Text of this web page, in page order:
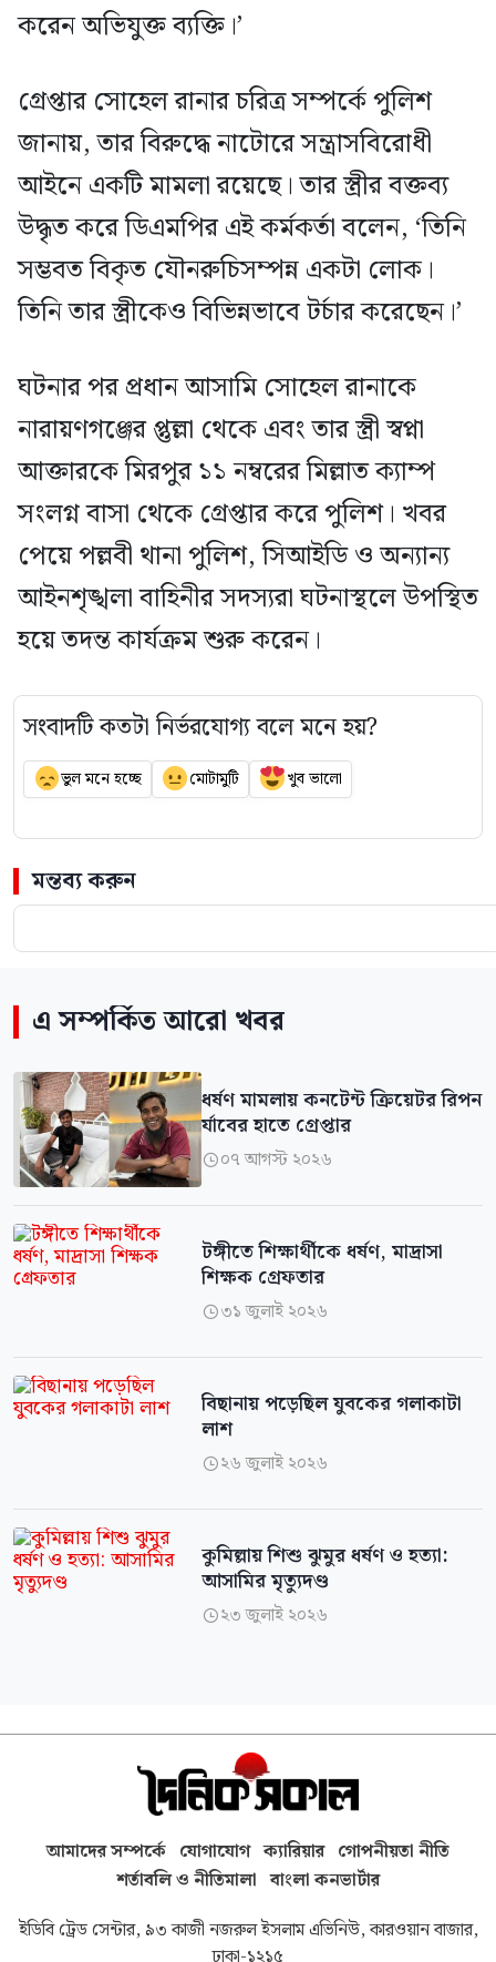
করেন অভিযুক্ত ব্যক্তি।’
গ্রেপ্তার সোহেল রানার চরিত্র সম্পর্কে পুলিশ
জানায়, তার বিরুদ্ধে নাটোরে সন্ত্রাসবিরোধী
আইনে একটি মামলা রয়েছে। তার স্ত্রীর বক্তব্য
উদ্ধৃত করে ডিএমপির এই কর্মকর্তা বলেন, ‘তিনি
সম্ভবত বিকৃত যৌনরুচিসম্পন্ন একটা লোক।
তিনি তার স্ত্রীকেও বিভিন্নভাবে টর্চার করেছেন।’
ঘটনার পর প্রধান আসামি সোহেল রানাকে
নারায়ণগঞ্জের প্তুল্লা থেকে এবং তার স্ত্রী স্বপ্না
আক্তারকে মিরপুর ১১ নম্বরের মিল্লাত ক্যাম্প
সংলগ্ন বাসা থেকে গ্রেপ্তার করে পুলিশ। খবর
পেয়ে পল্লবী থানা পুলিশ, সিআইডি ও অন্যান্য
আইনশৃঙ্খলা বাহিনীর সদস্যরা ঘটনাস্থলে উপস্থিত
হয়ে তদন্ত কার্যক্রম শুরু করেন।
সংবাদটি কতটা নির্ভরযোগ্য বলে মনে হয়?
ভুল মনে হচ্ছে মোটামুটি খুব ভালো
মন্তব্য করুন
এ সম্পর্কিত আরো খবর
ধর্ষণ মামলায় কনটেন্ট ক্রিয়েটর রিপন
র্যাবের হাতে গ্রেপ্তার
০৭ আগস্ট ২০২৬
টঙ্গীতে শিক্ষার্থীকে ধর্ষণ, মাদ্রাসা
শিক্ষক গ্রেফতার
৩১ জুলাই ২০২৬
বিছানায় পড়েছিল যুবকের গলাকাটা
লাশ
২৬ জুলাই ২০২৬
কুমিল্লায় শিশু ঝুমুর ধর্ষণ ও হত্যা:
আসামির মৃত্যুদণ্ড
২৩ জুলাই ২০২৬
আমাদের সম্পর্কে যোগাযোগ ক্যারিয়ার গোপনীয়তা নীতি
শর্তাবলি ও নীতিমালা বাংলা কনভার্টার
ইডিবি ট্রেড সেন্টার, ৯৩ কাজী নজরুল ইসলাম এভিনিউ, কারওয়ান বাজার,